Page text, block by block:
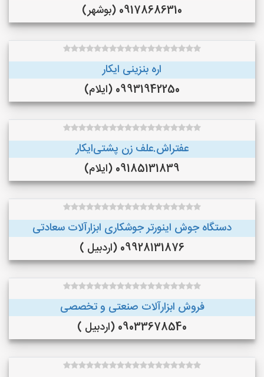
09178686310 (بوشهر)
اره بنزینی ایکار
09931942250 (ایلام)
عفتراش.علف زن پشتی‌ایکار
09185131839 (ایلام)
دستگاه جوش اینورتر جوشکاری ابزارآلات سعادتی
09928131876 (اردبیل )
فروش ابزارآلات صنعتی و تخصصی
09033678540 (اردبیل )